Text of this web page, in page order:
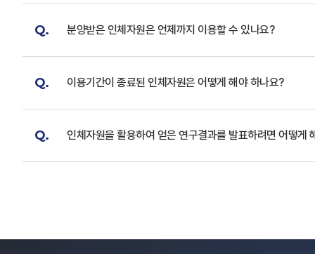
Q. 분양받은 인체자원은 언제까지 이용할 수 있나요?
Q. 이용기간이 종료된 인체자원은 어떻게 해야 하나요?
Q. 인체자원을 활용하여 얻은 연구결과를 발표하려면 어떻게